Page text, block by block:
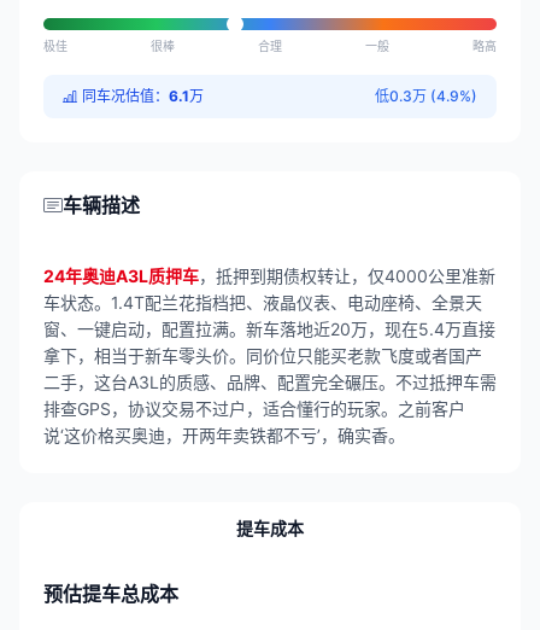
极佳 很棒 合理 一般 略高
同车况估值： 6.1万 低0.3万 (4.9%)
车辆描述
24年奥迪A3L质押车，抵押到期债权转让，仅4000公里准新
车状态。1.4T配兰花指档把、液晶仪表、电动座椅、全景天
窗、一键启动，配置拉满。新车落地近20万，现在5.4万直接
拿下，相当于新车零头价。同价位只能买老款飞度或者国产
二手，这台A3L的质感、品牌、配置完全碾压。不过抵押车需
排查GPS，协议交易不过户，适合懂行的玩家。之前客户
说‘这价格买奥迪，开两年卖铁都不亏’，确实香。
提车成本
预估提车总成本